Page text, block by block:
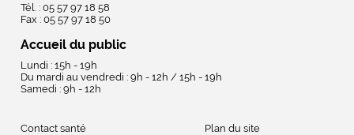
Tél. : 05 57 97 18 58
Fax : 05 57 97 18 50
Accueil du public
Lundi : 15h - 19h
Du mardi au vendredi : 9h - 12h / 15h - 19h
Samedi : 9h - 12h
Contact santé
Plan du site